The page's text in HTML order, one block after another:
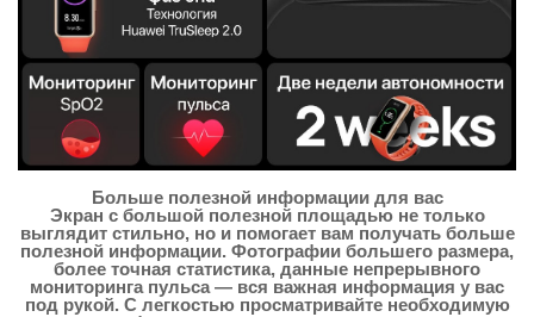
Больше полезной информации для вас
Экран с большой полезной площадью не только
выглядит стильно, но и помогает вам получать больше
полезной информации. Фотографии большего размера,
более точная статистика, данные непрерывного
мониторинга пульса — вся важная информация у вас
под рукой. С легкостью просматривайте необходимую